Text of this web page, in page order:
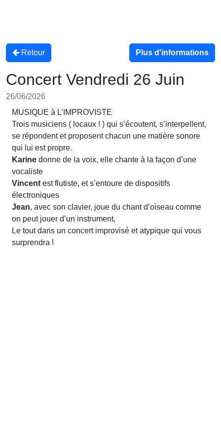
Retour Plus d'informations
Concert Vendredi 26 Juin
26/06/2026
MUSIQUE à L'IMPROVISTE
Trois musiciens ( locaux ! ) qui s’écoutent, s’interpellent,
se répondent et proposent chacun une matière sonore
qui lui est propre.
Karine donne de la voix, elle chante à la façon d’une
vocaliste
Vincent est flutiste, et s’entoure de dispositifs
électroniques
Jean, avec son clavier, joue du chant d’oiseau comme
on peut jouer d’un instrument,
Le tout dans un concert improvisé et atypique qui vous
surprendra !